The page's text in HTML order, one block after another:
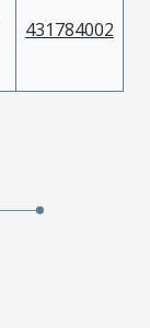
431784002